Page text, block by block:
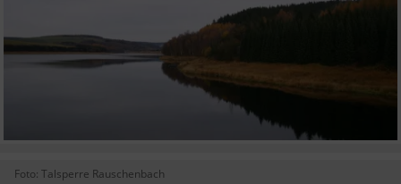
Foto: Talsperre Rauschenbach